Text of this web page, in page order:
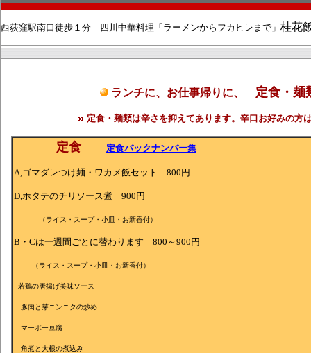
西荻窪駅南口徒歩１分 四川中華料理「ラーメンからフカヒレまで」 桂花
ランチに、お仕事帰りに、 定食・麺
定食・麺類は辛さを抑えてあります。辛口お好みの方
定食 定食バックナンバー集
A,ゴマダレつけ麺・ワカメ飯セット 800円
D,ホタテのチリソース煮 900円
（ライス・スープ・小皿・お新香付）
B・Cは一週間ごとに替わります 800～900円
（ライス・スープ・小皿・お新香付）
若鶏の唐揚げ美味ソース
豚肉と芽ニンニクの炒め
マーボー豆腐
角煮と大根の煮込み